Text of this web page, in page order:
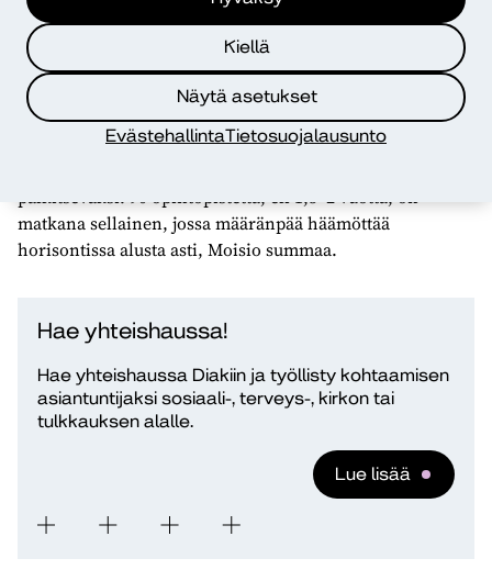
Kiellä
Näytä asetukset
EvästehallintaTietosuojalausunto
– Opintoja oli myös mahdollista suorittaa aidosti töiden
ohessa, koska opintoihin ei sisältynyt kokonaisia
opintopäiviä ja ne pystyi suorittamaan verkossa, Kivinen
toteaa.
palkitsevaksi. 90 opintopistettä, eli 1,5–2 vuotta, on
matkana sellainen, jossa määränpää häämöttää
horisontissa alusta asti, Moisio summaa.
Hae yhteishaussa!
Hae yhteishaussa Diakiin ja työllisty kohtaamisen
asiantuntijaksi sosiaali-, terveys-, kirkon tai
tulkkauksen alalle.
Lue lisää